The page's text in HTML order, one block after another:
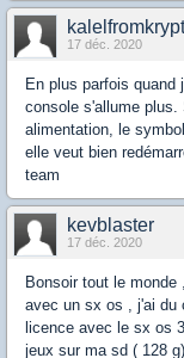
17 déc. 2020
En plus parfois quand
console s'allume plus.
alimentation, le
elle veut bien
team
kevblaster
17 déc. 2020
Bonsoir tout le
avec un sx os , j'ai du
licence avec le sx os
jeux sur ma sd ( 128